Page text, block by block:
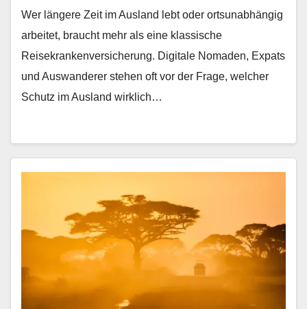
Wer längere Zeit im Ausland lebt oder ortsunabhängig
arbeitet, braucht mehr als eine klassische
Reisekrankenversicherung. Digitale Nomaden, Expats
und Auswanderer stehen oft vor der Frage, welcher
Schutz im Ausland wirklich…